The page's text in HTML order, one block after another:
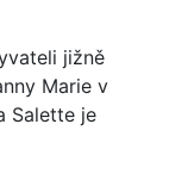
jižně
Marie v
Salette je